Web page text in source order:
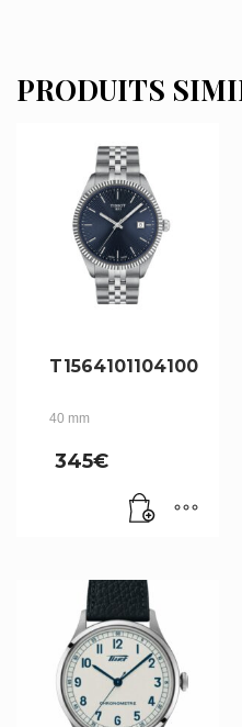
PRODUITS
T1564101104100
40 mm
345€